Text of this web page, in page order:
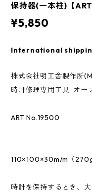
保持器(一本柱)【
¥5,850
International
株式会社明工舎製作所
時計修理専用工具, オー
ART No.19500
110×100×30m/m（270g
時計を保持するとき、